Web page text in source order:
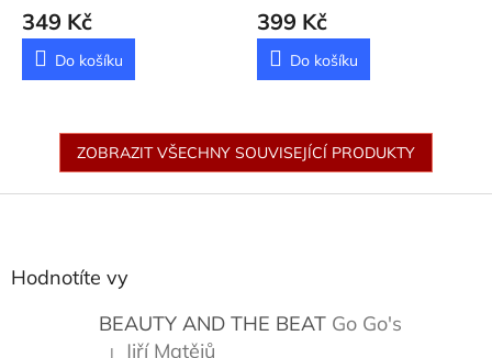
349 Kč
Do košíku
399 Kč
Do košíku
ZOBRAZIT VŠECHNY SOUVISEJÍCÍ PRODUKTY
Hodnotíte vy
BEAUTY AND THE BEAT Go Go's
| Jiří Matějů